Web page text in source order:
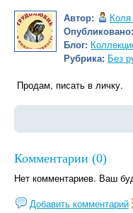
Автор:
Опубликовано:
Блог:
Рубрика: Без
Продам, писать в личку.
Комментарии (0)
Нет комментариев. Ваш
Добавить комментарий